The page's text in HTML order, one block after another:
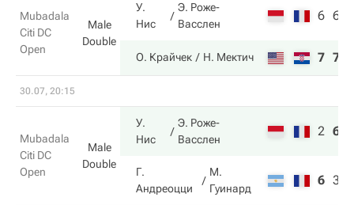
Mubadala
Citi DC
Open
Male
Double
У.
Нис
Э. Роже-
Васслен
6 6
О. Крайчек Н. Мектич 7 7
30.07, 20:15
Mubadala
Citi DC
Open
Male
Double
У.
Нис
Э. Роже-
Васслен
2 6
Г.
Андреоцци
М.
Гуинард
6 3